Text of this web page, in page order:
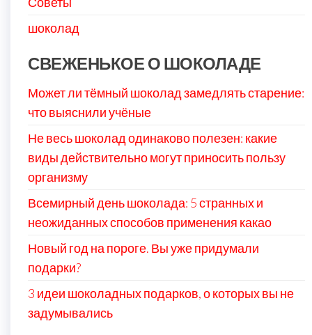
шоколад
СВЕЖЕНЬКОЕ О ШОКОЛАДЕ
Может ли тёмный шоколад замедлять старение:
что выяснили учёные
Не весь шоколад одинаково полезен: какие
виды действительно могут приносить пользу
организму
Всемирный день шоколада: 5 странных и
неожиданных способов применения какао
Новый год на пороге. Вы уже придумали
подарки?
3 идеи шоколадных подарков, о которых вы не
задумывались